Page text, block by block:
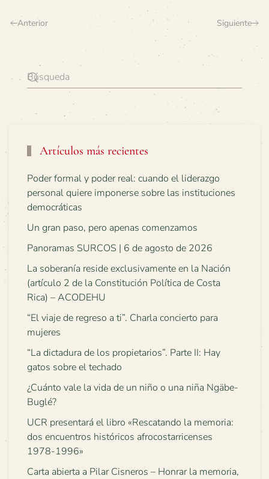
Anterior Siguiente
Artículos más recientes
Poder formal y poder real: cuando el liderazgo
personal quiere imponerse sobre las instituciones
democráticas
Un gran paso, pero apenas comenzamos
Panoramas SURCOS | 6 de agosto de 2026
La soberanía reside exclusivamente en la Nación
(artículo 2 de la Constitución Política de Costa
Rica) – ACODEHU
“El viaje de regreso a ti”. Charla concierto para
mujeres
“La dictadura de los propietarios”. Parte II: Hay
gatos sobre el techado
¿Cuánto vale la vida de un niño o una niña Ngäbe-
Buglé?
UCR presentará el libro «Rescatando la memoria:
dos encuentros históricos afrocostarricenses
1978-1996»
Carta abierta a Pilar Cisneros – Honrar la memoria,